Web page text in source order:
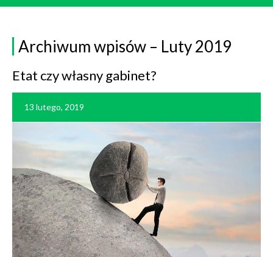
Archiwum wpisów – Luty 2019
Etat czy własny gabinet?
13 lutego, 2019